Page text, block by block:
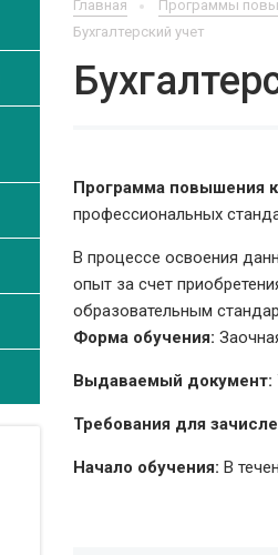
Главная Программы
Бухгалтерский учет
Программа повышения
профессиональных
В процессе освоения
опыт за счет
образовательным
Форма обучения:
Выдаваемый документ:
Требования для
Начало обучения: В